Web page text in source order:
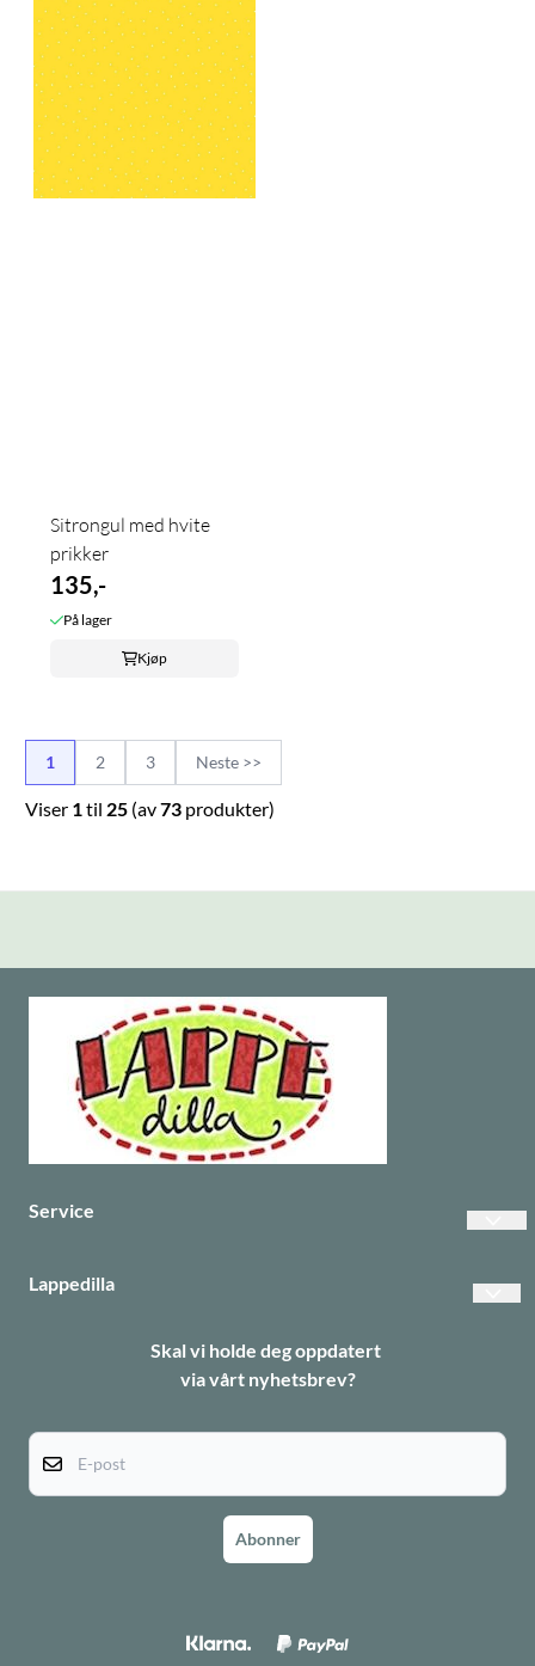
Sitrongul med hvite
prikker
135,-
På lager
Kjøp
1 2 3 Neste >>
Viser 1til 25 (av73 produkter)
Service
Informasjonskapsler
Lappedilla
Skal vi holde deg oppdatert
via vårt nyhetsbrev?
Abonner